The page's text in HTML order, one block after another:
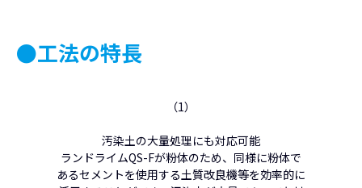
●工法の特長
（1）
汚染土の大量処理にも対応可能
ランドライムQS-Fが粉体のため、同様に粉体で
あるセメントを使用する土質改良機等を効率的に